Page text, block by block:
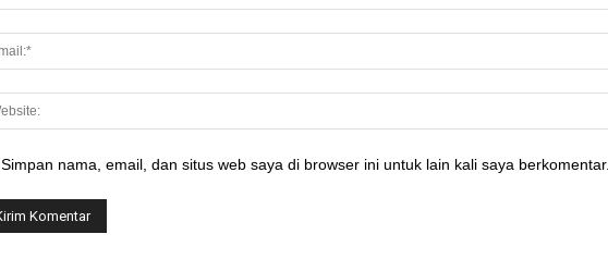
Simpan nama, email, dan situs web saya di browser ini untuk lain kali saya berkomentar.